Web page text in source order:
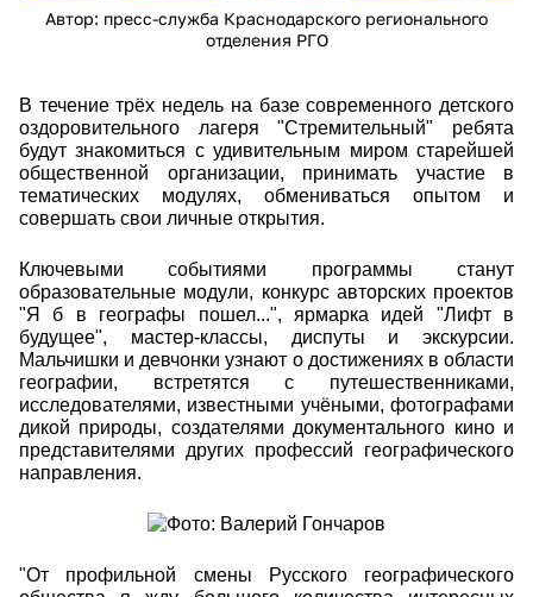
Автор: пресс-служба Краснодарского регионального
отделения РГО
В течение трёх недель на базе современного детского
оздоровительного лагеря "Стремительный" ребята
будут знакомиться с удивительным миром старейшей
общественной организации, принимать участие в
тематических модулях, обмениваться опытом и
совершать свои личные открытия.
Ключевыми событиями программы станут
образовательные модули, конкурс авторских проектов
"Я б в географы пошел...", ярмарка идей "Лифт в
будущее", мастер-классы, диспуты и экскурсии.
Мальчишки и девчонки узнают о достижениях в области
географии, встретятся с путешественниками,
исследователями, известными учёными, фотографами
дикой природы, создателями документального кино и
представителями других профессий географического
направления.
"От профильной смены Русского географического